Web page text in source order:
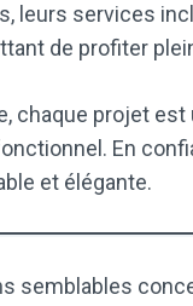
leurs services
de profiter
chaque projet
En
et élégante.
semblables